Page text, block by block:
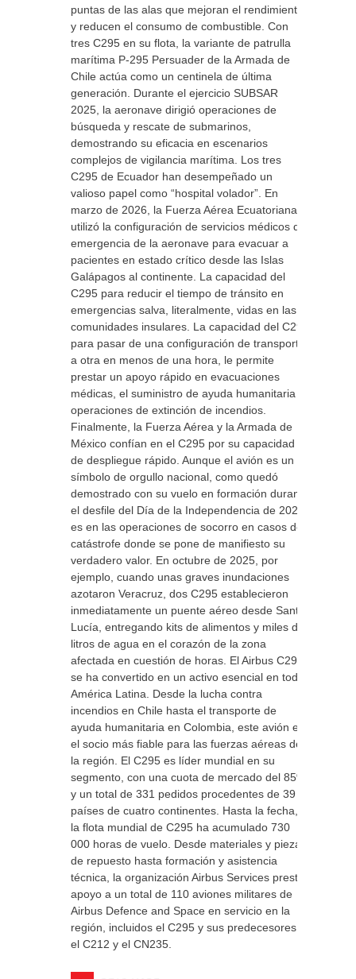
puntas de las alas que mejoran el rendimiento
y reducen el consumo de combustible. Con
tres C295 en su flota, la variante de patrulla
marítima P-295 Persuader de la Armada de
Chile actúa como un centinela de última
generación. Durante el ejercicio SUBSAR
2025, la aeronave dirigió operaciones de
búsqueda y rescate de submarinos,
demostrando su eficacia en escenarios
complejos de vigilancia marítima. Los tres
C295 de Ecuador han desempeñado un
valioso papel como “hospital volador”. En
marzo de 2026, la Fuerza Aérea Ecuatoriana
utilizó la configuración de servicios médicos de
emergencia de la aeronave para evacuar a
pacientes en estado crítico desde las Islas
Galápagos al continente. La capacidad del
C295 para reducir el tiempo de tránsito en
emergencias salva, literalmente, vidas en las
comunidades insulares. La capacidad del C295
para pasar de una configuración de transporte
a otra en menos de una hora, le permite
prestar un apoyo rápido en evacuaciones
médicas, el suministro de ayuda humanitaria y
operaciones de extinción de incendios.
Finalmente, la Fuerza Aérea y la Armada de
México confían en el C295 por su capacidad
de despliegue rápido. Aunque el avión es un
símbolo de orgullo nacional, como quedó
demostrado con su vuelo en formación durante
el desfile del Día de la Independencia de 2025,
es en las operaciones de socorro en casos de
catástrofe donde se pone de manifiesto su
verdadero valor. En octubre de 2025, por
ejemplo, cuando unas graves inundaciones
azotaron Veracruz, dos C295 establecieron
inmediatamente un puente aéreo desde Santa
Lucía, entregando kits de alimentos y miles de
litros de agua en el corazón de la zona
afectada en cuestión de horas. El Airbus C295
se ha convertido en un activo esencial en toda
América Latina. Desde la lucha contra
incendios en Chile hasta el transporte de
ayuda humanitaria en Colombia, este avión es
el socio más fiable para las fuerzas aéreas de
la región. El C295 es líder mundial en su
segmento, con una cuota de mercado del 85%
y un total de 331 pedidos procedentes de 39
países de cuatro continentes. Hasta la fecha,
la flota mundial de C295 ha acumulado 730
000 horas de vuelo. Desde materiales y piezas
de repuesto hasta formación y asistencia
técnica, la organización Airbus Services presta
apoyo a un total de 110 aviones militares de
Airbus Defence and Space en servicio en la
región, incluidos el C295 y sus predecesores,
el C212 y el CN235.